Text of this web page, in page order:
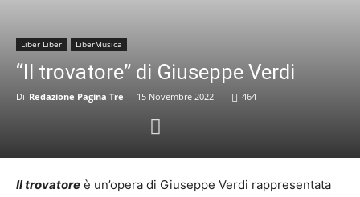
Liber Liber LiberMusica
“Il trovatore” di Giuseppe Verdi
Di Redazione Pagina Tre - 15 Novembre 2022 464
Il trovatore è un’opera di Giuseppe Verdi rappresentata